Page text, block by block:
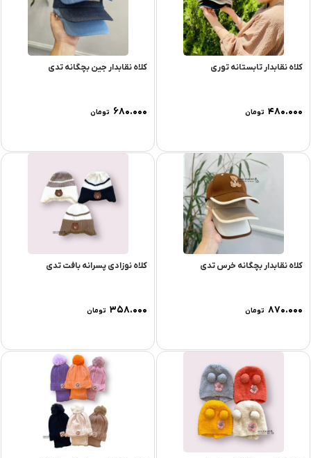
کلاه نقابدار تابستانه توری
۴۸۰.۰۰۰ تومان
کلاه نقابدار جین بچگانه تدی
۶۸۰.۰۰۰ تومان
کلاه نقابدار بچگانه خرس تدی
۸۷۰.۰۰۰ تومان
کلاه نوزادی پسرانه بافت تدی
۳۵۸.۰۰۰ تومان